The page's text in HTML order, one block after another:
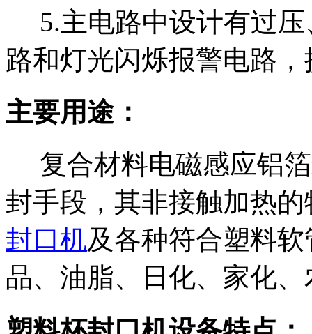
5.主电路中设计有过压
路和灯光闪烁报警电路
主要用途：
复合材料电磁感应铝
封手段，其非接触加热
封口机及各种符合塑料
品、油脂、日化、家化